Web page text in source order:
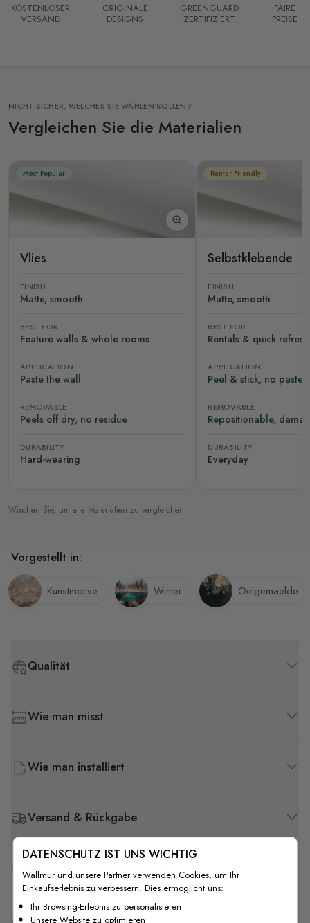
KOSTENLOSER
VERSAND
ORIGINALE
DESIGNS
GREENGUARD
ZERTIFIZIERT
FAIRE
PREISE
NICHT SICHER, WELCHES SIE WÄHLEN SOLLEN?
Vergleichen Sie die Materialien
Most Popular
Vlies
FINISH
Matte, smooth
BEST FOR
Feature walls & whole rooms
APPLICATION
Paste the wall
REMOVABLE
Peels off dry, no residue
DURABILITY
Hard-wearing
Renter Friendly
Selbstklebende
FINISH
Matte, smooth
BEST FOR
Rentals & quick
APPLICATION
Peel & stick, no paste
REMOVABLE
Repositionable,
DURABILITY
Everyday
Wischen Sie, um alle Materialien zu vergleichen
Qualität
Wie man misst
Wie man installiert
Versand & Rückgabe
F.A.Q
Kostenlose Anpassung
Vorgestellt in:
Kunstmotive Winter Oelgemaelde
DATENSCHUTZ IST UNS WICHTIG
Wallmur und unsere Partner verwenden Cookies, um Ihr
Einkaufserlebnis zu verbessern. Dies ermöglicht uns:
Ihr Browsing-Erlebnis zu personalisieren
Unsere Website zu optimieren